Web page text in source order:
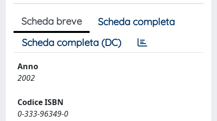
Scheda breve
Scheda completa
Scheda completa (DC)
Anno
2002
Codice ISBN
0-333-96349-0